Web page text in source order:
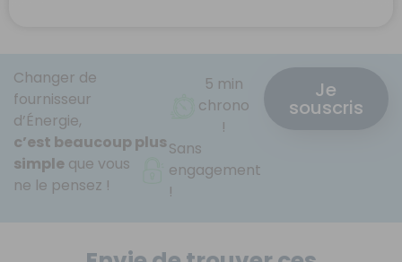
Changer de
fournisseur
d’Énergie,
c’est beaucoup plus
simple que vous
ne le pensez !
5 min
chrono
!
Sans
engagement
!
Je
souscris